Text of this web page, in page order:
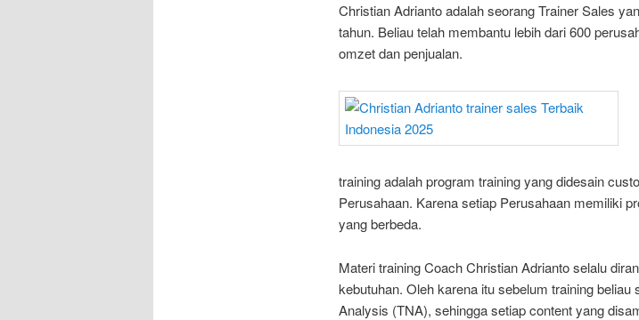
Christian Adrianto adalah seorang Trainer Sales
tahun. Beliau telah membantu lebih dari 600
omzet dan penjualan.
training adalah program training yang didesain
Perusahaan. Karena setiap Perusahaan memiliki
yang berbeda.
Materi training Coach Christian Adrianto selalu
kebutuhan. Oleh karena itu sebelum training
Analysis (TNA), sehingga setiap content yang